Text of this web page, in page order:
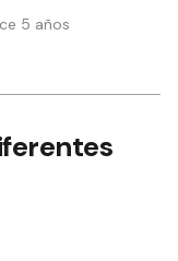
5 años